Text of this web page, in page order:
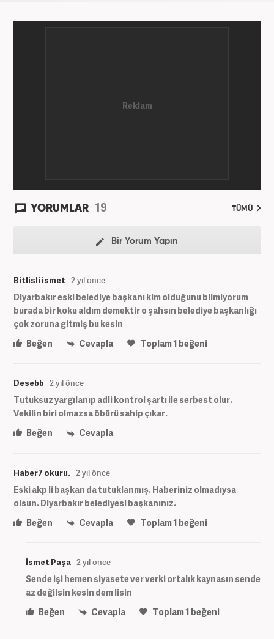
YORUMLAR 19 TÜMÜ
Bir Yorum Yapın
Bitlisli ismet 2 yıl önce
Diyarbakır eski belediye başkanı kim olduğunu bilmiyorum
burada bir koku aldım demektir o şahsın belediye başkanlığı
çok zoruna gitmiş bu kesin
Beğen
Cevapla Toplam1 beğeni
Desebb 2 yıl önce
Tutuksuz yargılanıp adli kontrol şartı ile serbest olur.
Vekilin biri olmazsa öbürü sahip çıkar.
Beğen
Cevapla
Haber7 okuru. 2 yıl önce
Eski akp li başkan da tutuklanmış. Haberiniz olmadıysa
olsun. Diyarbakır belediyesi başkanınız.
Beğen
Cevapla Toplam1 beğeni
İsmet Paşa 2 yıl önce
Sende işi hemen siyasete ver verki ortalık kaynasın sende
az değilsin kesin dem lisin
Beğen
Cevapla Toplam1 beğeni